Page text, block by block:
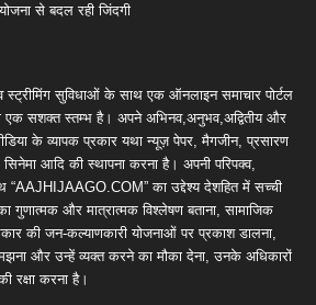
से बदल रही जिंदगी
सुविधाओं के साथ एक ऑनलाइन समाचार पोर्टल
एक सशक्त स्तम्भ है। अपने अभिनव,अनुभव,अद्वितीय और
के व्यापक प्रकार यथा न्यूज़ पेपर, मैगजीन, प्रसारण
आदि की स्थापना करना है। अपनी परिपक्व,
“AAJHIJAAGO.COM” का उद्देश्य देशहित में सच्ची
गुणात्मक और मात्रात्मक विश्लेषण बताना, सामाजिक
की जन-कल्याणकारी योजनाओं पर प्रकाश डालना,
और उन्हें व्यक्त करने का मौका देना, उनके अधिकारों
रक्षा करना है।